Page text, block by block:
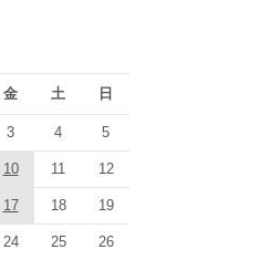
金 土 日
3 4 5
10 11 12
17 18 19
24 25 26